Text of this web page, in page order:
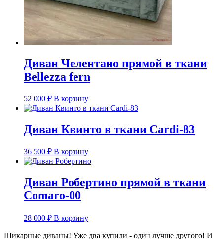
Диван Челентано прямой в ткани
Bellezza fern
52 000 ₽ В корзину
Диван Квинто в ткани Cardi-83
36 500 ₽ В корзину
Диван Робертино прямой в ткани
Comaro-00
28 000 ₽ В корзину
Шикарные диваны! Уже два купили - один лучше другого! И